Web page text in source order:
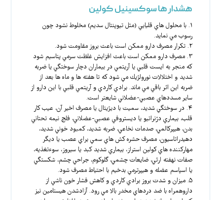
هشدار ها سوکسینیل کولین
۱. با محلول هاي قليايي (مثل تيوپنتال سديم) مخلوط نشود چون
رسوب مي نمايد.
۲. تكرار مصرف دارو ممكن است باعث بروز مقاومت شود.
۳. مصرف دارو ممكن است باعث افزايش غلظت سرمي پتاسيم شود
كه منجر به ايست قلبي يا آريتمي در بيماران دچار سوختگي يا ضربه
شديد و اختلالات نورولژيك مي شود كه تا هفته ها و ماه ها بعد از
ضربه اين اثر باقي مي ماند. برادي كاردي و آريتمي قلبي با اين دارو از
ساير مسددهاي عصبي-عضلاني شايعتر است.
۴. در سوختگي شديد، سميت با ديژيتال يا مصرف اخير آن، عيب كار
قلب، بيماري دژنراتيو يا ديستروفي عصبي-عضلاني، فلج نيمه تحتاني
بدن، هيپركالمي، صدمات نخاعي، ضربه شديد، كمبود خوني شديد،
دهيدراتاسيون، مصرف حشره كش هاي سمي براي عصب يا ديگر
مهاركننده هاي كولين استراز، بيماري شديد كبد يا سيروز، سوءتغذيه،
صفات نهفته ارثي، ضايعات چشمي، گلوكوم، جراحي چشم، شكستگي
يا اسپاسم عضله و هيپرترمي بدخيم با احتياط مصرف شود.
۵. ميزان و شدت بروز برادي كاردي و كاهش فشار خون ناشي از
داروهمراه با ضد دردهاي مخدر بالا مي رود. آزادشدن هيستامين نيز